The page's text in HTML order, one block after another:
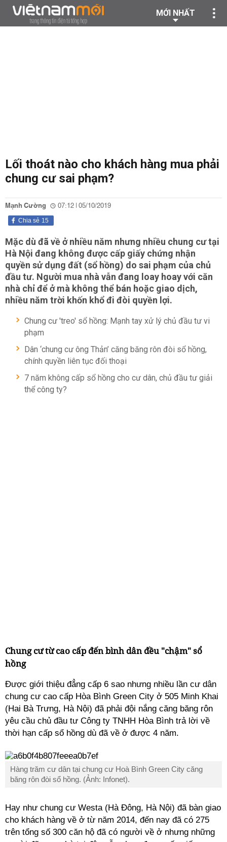
MỚI NHẤT
Lối thoát nào cho khách hàng mua phải
chung cư sai phạm?
Mạnh Cường 07:12 | 05/10/2019
15
Chia sẻ
Mặc dù đã về ở nhiều năm nhưng nhiều chung cư tại
Hà Nội đang không được cấp giấy chứng nhận
quyền sử dụng đất (sổ hồng) do sai phạm của chủ
đầu tư. Người mua nhà vẫn đang loay hoay với căn
nhà chỉ để ở mà không thể bán hoặc giao dịch,
nhiều năm trời khốn khổ đi đòi quyền lợi.
Chung cư 'treo' sổ hồng: Mạnh tay xử lý chủ đầu tư vi
phạm
Dân ‘chung cư ông Thản’ căng băng rôn đòi sổ hồng,
chính quyền liên tục đối thoại
7 năm không cấp sổ hồng cho cư dân, chủ đầu tư giải
thể công ty?
Chung cư từ cao cấp đến bình dân đều "chậm" sổ
hồng
Được giới thiệu đẳng cấp 6 sao nhưng nhiều lần cư dân
chung cư cao cấp Hòa Bình Green City ở 505 Minh Khai
(Hai Bà Trưng, Hà Nội) đã phải đội nắng căng băng rôn
yêu cầu chủ đầu tư Công ty TNHH Hòa Bình trả lời về
thời hạn cấp sổ hồng dù đã về ở được 4 năm.
Hàng trăm cư dân tại chung cư Hoà Bình Green City căng
băng rôn đòi sổ hồng. (Ảnh: Infonet).
Hay như chung cư Westa (Hà Đông, Hà Nội) đã bàn giao
cho khách hàng về ở từ năm 2014, đến nay đã có 275
trên tổng số 300 căn hộ đã có người về ở nhưng những